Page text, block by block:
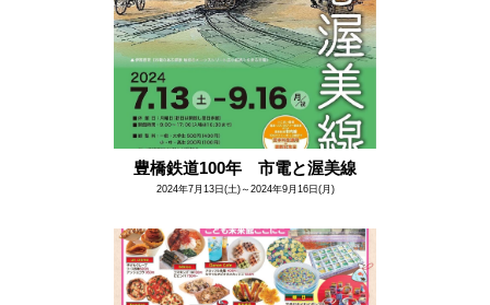
豊橋鉄道100年 市電と渥美線
2024年7月13日(土)～2024年9月16日(月)